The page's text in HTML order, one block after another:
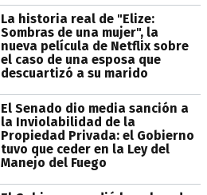
La historia real de "Elize:
Sombras de una mujer", la
nueva película de Netflix sobre
el caso de una esposa que
descuartizó a su marido
El Senado dio media sanción a
la Inviolabilidad de la
Propiedad Privada: el Gobierno
tuvo que ceder en la Ley del
Manejo del Fuego